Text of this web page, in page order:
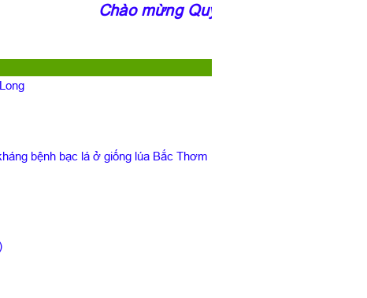
Chào mừng Quý độc giả đến với
bệnh bạc lá ở giống lúa Bắc Thơm